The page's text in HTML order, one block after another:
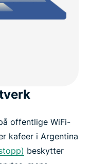
offentlige WiFi-
kafeer i Argentina
beskytter